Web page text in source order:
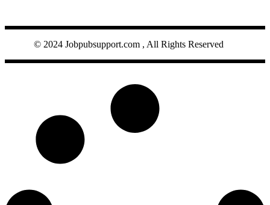
© 2024 Jobpubsupport.com , All Rights Reserved